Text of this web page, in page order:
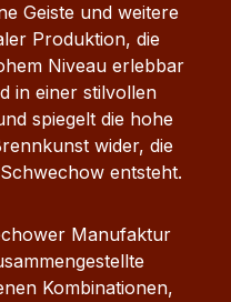
Geiste und weitere
Produktion, die
Niveau erlebbar
in einer stilvollen
spiegelt die hohe
wider, die
entsteht.
Manufaktur
Kombinationen,